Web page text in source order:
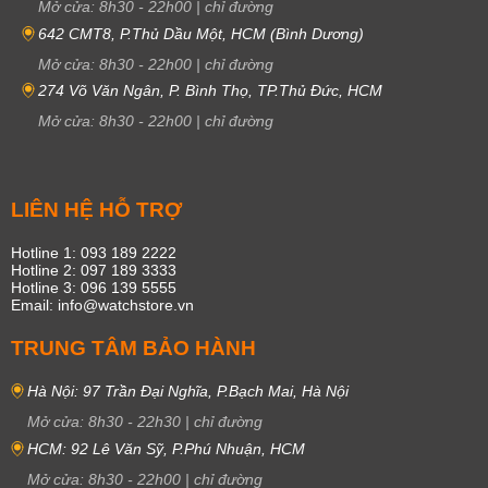
Mở cửa: 8h30 - 22h00 | chỉ đường
642 CMT8, P.Thủ Dầu Một, HCM (Bình Dương)
Mở cửa: 8h30 - 22h00 | chỉ đường
274 Võ Văn Ngân, P. Bình Thọ, TP.Thủ Đức, HCM
Mở cửa: 8h30 - 22h00 | chỉ đường
LIÊN HỆ HỖ TRỢ
Hotline 1: 093 189 2222
Hotline 2: 097 189 3333
Hotline 3: 096 139 5555
Email: info@watchstore.vn
TRUNG TÂM BẢO HÀNH
Hà Nội: 97 Trần Đại Nghĩa, P.Bạch Mai, Hà Nội
Mở cửa: 8h30 - 22h30 | chỉ đường
HCM: 92 Lê Văn Sỹ, P.Phú Nhuận, HCM
Mở cửa: 8h30 - 22h00 | chỉ đường